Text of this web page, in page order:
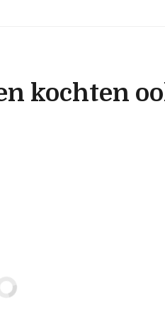
kochten